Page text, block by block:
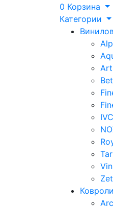
0 Корзина
Категории